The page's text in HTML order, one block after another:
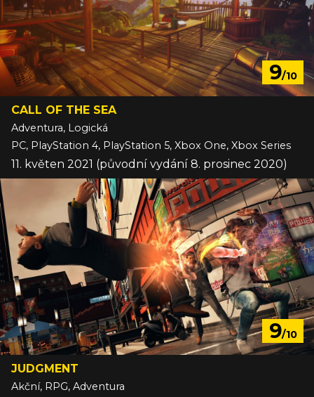
9/10
CALL OF THE SEA
Adventura, Logická
PC, PlayStation 4, PlayStation 5, Xbox One, Xbox Series
11. květen 2021 (původní vydání 8. prosinec 2020)
9/10
JUDGMENT
Akční, RPG, Adventura